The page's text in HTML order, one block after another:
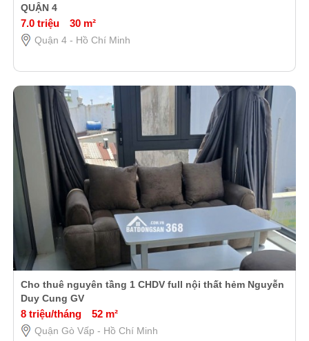
QUẬN 4
7.0 triệu 30 m²
Quận 4 - Hồ Chí Minh
Cho thuê nguyên tầng 1 CHDV full nội thất hẻm Nguyễn
Duy Cung GV
8 triệu/tháng 52 m²
Quận Gò Vấp - Hồ Chí Minh